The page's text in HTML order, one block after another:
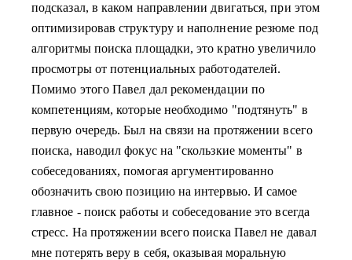
подсказал, в каком направлении двигаться, при этом
оптимизировав структуру и наполнение резюме под
алгоритмы поиска площадки, это кратно увеличило
просмотры от потенциальных работодателей.
Помимо этого Павел дал рекомендации по
компетенциям, которые необходимо "подтянуть" в
первую очередь. Был на связи на протяжении всего
поиска, наводил фокус на "скользкие моменты" в
собеседованиях, помогая аргументированно
обозначить свою позицию на интервью. И самое
главное - поиск работы и собеседование это всегда
стресс. На протяжении всего поиска Павел не давал
мне потерять веру в себя, оказывая моральную